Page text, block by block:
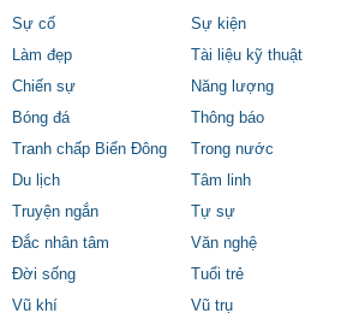
Sự cố
Sự kiện
Làm đẹp
Tài liệu kỹ thuật
Chiến sự
Năng lượng
Bóng đá
Thông báo
Tranh chấp Biển Đông
Trong nước
Du lịch
Tâm linh
Truyện ngắn
Tự sự
Đắc nhân tâm
Văn nghệ
Đời sống
Tuổi trẻ
Vũ khí
Vũ trụ